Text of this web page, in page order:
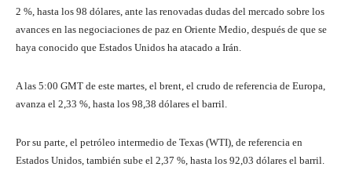
2 %, hasta los 98 dólares, ante las renovadas dudas del mercado sobre los
avances en las negociaciones de paz en Oriente Medio, después de que se
haya conocido que Estados Unidos ha atacado a Irán.
A las 5:00 GMT de este martes, el brent, el crudo de referencia de Europa,
avanza el 2,33 %, hasta los 98,38 dólares el barril.
Por su parte, el petróleo intermedio de Texas (WTI), de referencia en
Estados Unidos, también sube el 2,37 %, hasta los 92,03 dólares el barril.